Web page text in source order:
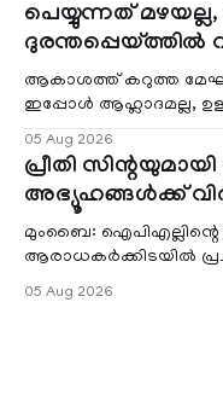
പെയ്യുന്നത്
ദുരന്തപ്പെയ്ത്തിൽ
ആകാശത്ത് കറുത്ത
ഇപ്പോൾ ആഹ്ലാദമല്ല,
05 Aug 2026
പ്രീതി
അഭ്യൂഹങ്ങൾക്ക്
മുംബൈ:
ആരാധകർക്കിടയിൽ
05 Aug 2026